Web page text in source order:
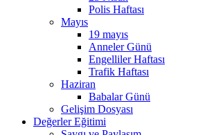
Polis Haftası
Mayıs
19 mayıs
Anneler Günü
Engelliler Haftası
Trafik Haftası
Haziran
Babalar Günü
Gelişim Dosyası
Değerler Eğitimi